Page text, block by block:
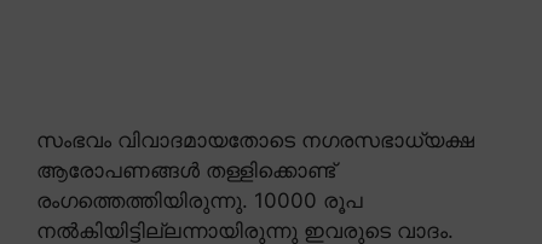
സംഭവം വിവാദമായതോടെ നഗരസഭാധ്യക്ഷ
ആരോപണങ്ങൾ തള്ളിക്കൊണ്ട്
രംഗത്തെത്തിയിരുന്നു. 10000 രൂപ
നൽകിയിട്ടില്ലന്നായിരുന്നു ഇവരുടെ വാദം.